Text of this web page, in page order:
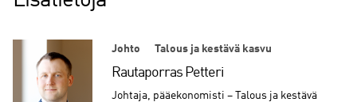
Johto Talous ja kestävä kasvu
Rautaporras Petteri
Johtaja, pääekonomisti – Talous ja kestävä